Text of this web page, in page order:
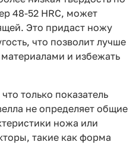
48-52 HRC, может
Это придаст ножу
что позволит лучше
и избежать
только показатель
не определяет общие
ножа или
такие как форма